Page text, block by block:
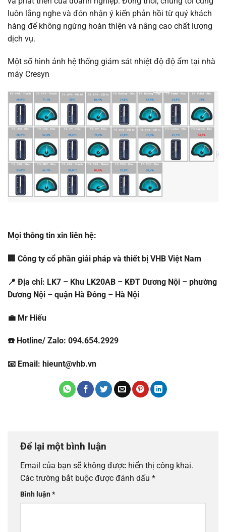
luôn lắng nghe và đón nhận ý kiến phản hồi từ quý khách
hàng để không ngừng hoàn thiện và nâng cao chất lượng
dịch vụ.
Một số hình ảnh hệ thống giám sát nhiệt độ độ ẩm tại nhà
máy Cresyn
Mọi thông tin xin liên hệ:
🏢 Công ty cổ phần giải pháp và thiết bị VHB Việt Nam
📍 Địa chỉ: LK7 – Khu LK20AB – KĐT Dương Nội – phường
Dương Nội – quận Hà Đông – Hà Nội
💼 Mr Hiếu
☎️ Hotline/ Zalo: 094.654.2929
📧 Email: hieunt@vhb.vn
Để lại một bình luận
Email của bạn sẽ không được hiển thị công khai.
Các trường bắt buộc được đánh dấu *
Bình luận*